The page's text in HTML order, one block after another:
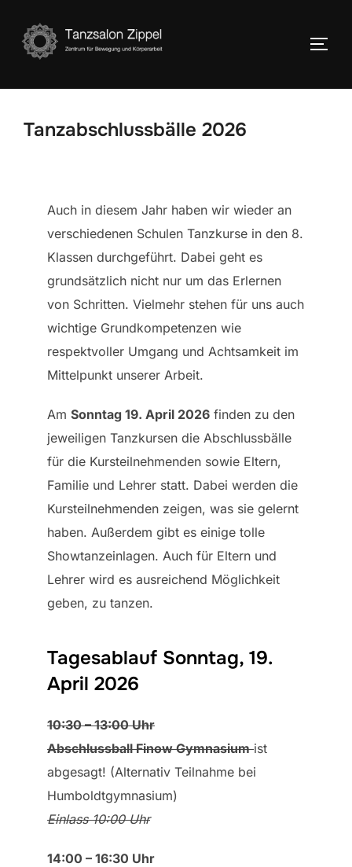
Inhalt
springen
Tanzabschlussbälle 2026
Auch in diesem Jahr haben wir wieder an
verschiedenen Schulen Tanzkurse in den 8.
Klassen durchgeführt. Dabei geht es
grundsätzlich nicht nur um das Erlernen
von Schritten. Vielmehr stehen für uns auch
wichtige Grundkompetenzen wie
respektvoller Umgang und Achtsamkeit im
Mittelpunkt unserer Arbeit.
Am Sonntag 19. April 2026 finden zu den
jeweiligen Tanzkursen die Abschlussbälle
für die Kursteilnehmenden sowie Eltern,
Familie und Lehrer statt. Dabei werden die
Kursteilnehmenden zeigen, was sie gelernt
haben. Außerdem gibt es einige tolle
Showtanzeinlagen. Auch für Eltern und
Lehrer wird es ausreichend Möglichkeit
geben, zu tanzen.
Tagesablauf Sonntag, 19.
April 2026
10:30 – 13:00 Uhr
Abschlussball Finow Gymnasium ist
abgesagt! (Alternativ Teilnahme bei
Humboldtgymnasium)
Einlass 10:00 Uhr
14:00 – 16:30 Uhr